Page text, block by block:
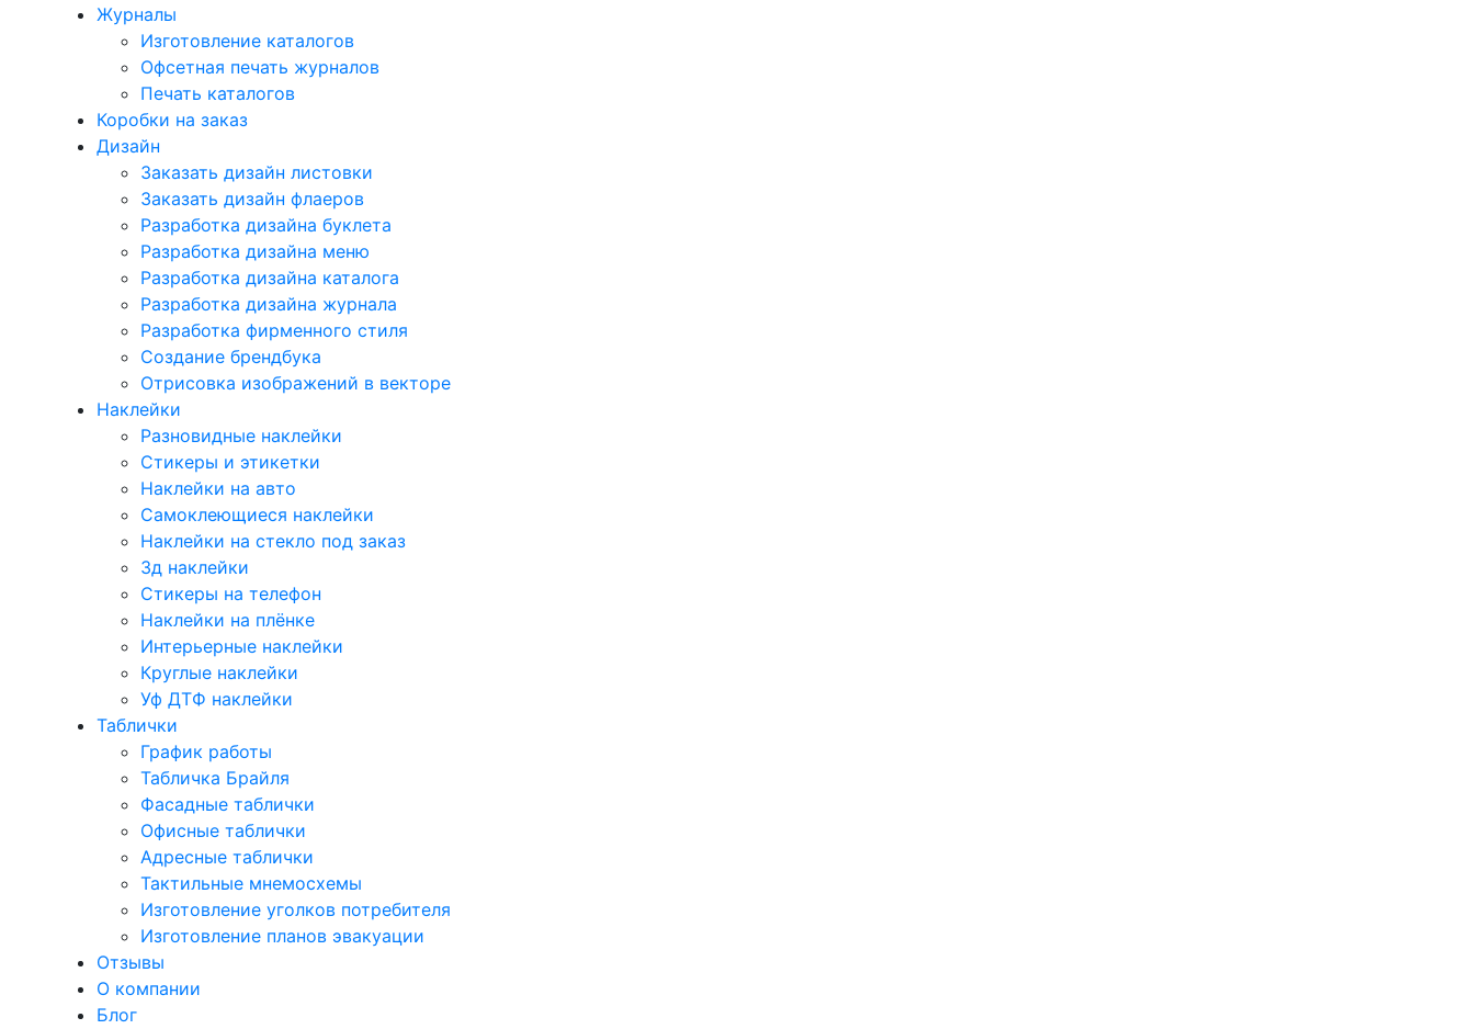
Журналы
Изготовление каталогов
Офсетная печать журналов
Печать каталогов
Коробки на заказ
Дизайн
Заказать дизайн листовки
Заказать дизайн флаеров
Разработка дизайна буклета
Разработка дизайна меню
Разработка дизайна каталога
Разработка дизайна журнала
Разработка фирменного стиля
Создание брендбука
Отрисовка изображений в векторе
Наклейки
Разновидные наклейки
Стикеры и этикетки
Наклейки на авто
Самоклеющиеся наклейки
Наклейки на стекло под заказ
3д наклейки
Cтикеры на телефон
Наклейки на плёнке
Интерьерные наклейки
Круглые наклейки
Уф ДТФ наклейки
Таблички
График работы
Табличка Брайля
Фасадные таблички
Офисные таблички
Адресные таблички
Тактильные мнемосхемы
Изготовление уголков потребителя
Изготовление планов эвакуации
Отзывы
О компании
Блог